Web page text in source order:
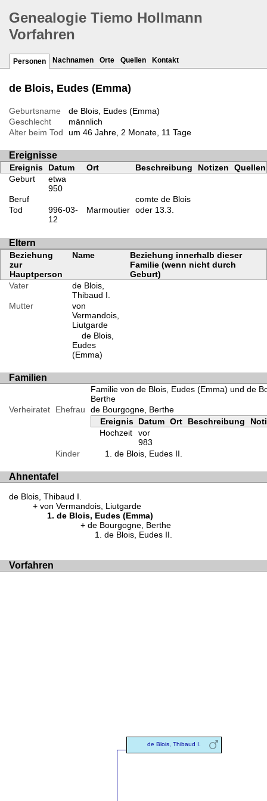
Genealogie Tiemo Hollmann
Vorfahren
Personen Nachnamen Orte Quellen Kontakt
de Blois, Eudes (Emma)
Geburtsname
de Blois, Eudes (Emma)
Geschlecht
männlich
Alter beim Tod
um 46 Jahre, 2 Monate, 11 Tage
Ereignisse
Ereignis Datum Ort Beschreibung Notizen
Quellen
Geburt
etwa
950
Beruf
comte de Blois
Tod
996-03-
12
Marmoutier oder 13.3.
Eltern
Beziehung
zur
Hauptperson
Name
Beziehung innerhalb dieser
Familie (wenn nicht durch
Geburt)
Vater
de Blois,
Thibaud I.
Mutter
von
Vermandois,
Liutgarde
de Blois,
Eudes
(Emma)
Familien
Familie von de Blois, Eudes (Emma) und de
Berthe
Verheiratet
Ehefrau
de Bourgogne, Berthe
Ereignis Datum Ort Beschreibung
Hochzeit
vor
983
Kinder
de Blois, Eudes II.
Ahnentafel
de Blois, Thibaud I.
von Vermandois, Liutgarde
de Blois, Eudes (Emma)
de Bourgogne, Berthe
de Blois, Eudes II.
Vorfahren
de Blois, Thibaud I.